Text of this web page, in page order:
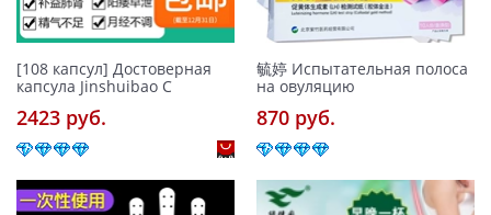
[108 капсул] Достоверная
капсула Jinshuibao C
2423 pуб.
毓婷 Испытательная полоса
на овуляцию
870 pуб.